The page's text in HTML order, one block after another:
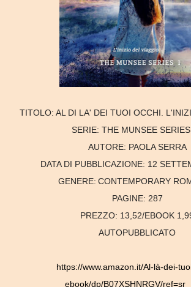
TITOLO: AL DI LA' DEI TUOI OCCHI.
SERIE: THE MUNSEE SERIES
AUTORE: PAOLA SERRA
DATA DI PUBBLICAZIONE: 12
GENERE: CONTEMPORARY
PAGINE: 287
PREZZO: 13,52/EBOOK
AUTOPUBBLICATO
https://www.amazon.it/Al-là-dei-tuoi-occhi-
ebook/dp/B07XSHNRGV/